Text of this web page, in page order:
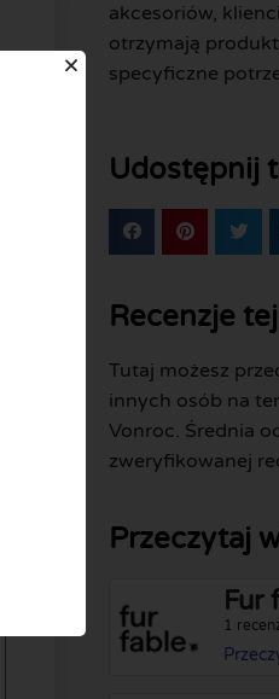
akcesoriów,
otrzymają
specyficzne
Udostępnij
Recenzje
Tutaj możesz
innych osób na
Vonroc. Średnia
zweryfikowanej
Przeczytaj
Fur
1